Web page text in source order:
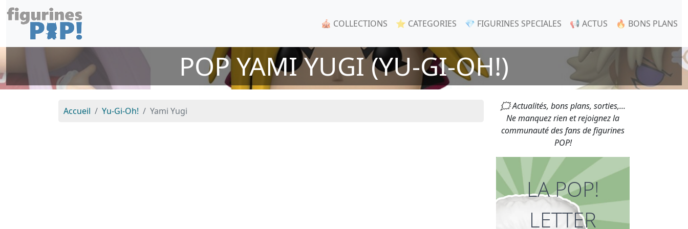
🎪 COLLECTIONS ⭐ CATEGORIES 💎 FIGURINES SPECIALES 📢 ACTUS 🔥 BONS PLANS
POP YAMI YUGI (YU-GI-OH!)
Accueil Yu-Gi-Oh! Yami Yugi
🗯 Actualités, bons plans, sorties,...
Ne manquez rien et rejoignez la
communauté des fans de figurines
POP!
LA POP!
LETTER